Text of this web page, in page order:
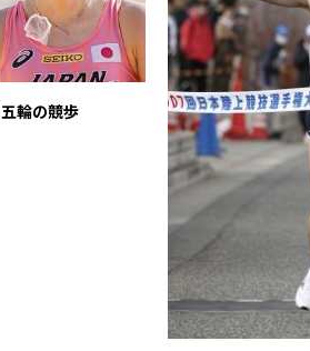
輪の競歩